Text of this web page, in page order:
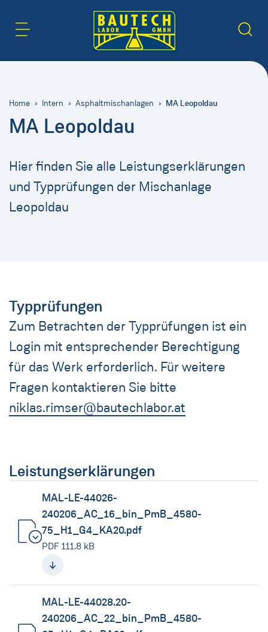
Home Intern Asphaltmischanlagen MA Leopoldau
MA Leopoldau
Hier finden Sie alle Leistungserklärungen
und Typprüfungen der Mischanlage
Leopoldau
Typprüfungen
Zum Betrachten der Typprüfungen ist ein
Login mit entsprechender Berechtigung
für das Werk erforderlich. Für weitere
Fragen kontaktieren Sie bitte
niklas.rimser@bautechlabor.at
Leistungserklärungen
MAL-LE-44026-
240206_AC_16_bin_PmB_4580-
75_H1_G4_KA20.pdf
PDF 111.8 kB
(neues Fenster)
MAL-LE-44028.20-
240206_AC_22_bin_PmB_4580-